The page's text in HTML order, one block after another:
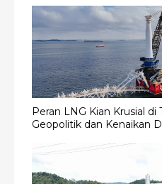
Peran LNG Kian Krusial
Geopolitik dan Kenaikan